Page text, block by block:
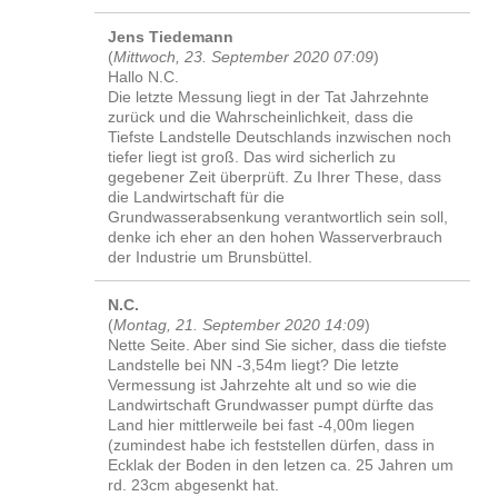
Jens Tiedemann
(Mittwoch, 23. September 2020 07:09)
Hallo N.C.
Die letzte Messung liegt in der Tat Jahrzehnte
zurück und die Wahrscheinlichkeit, dass die
Tiefste Landstelle Deutschlands inzwischen noch
tiefer liegt ist groß. Das wird sicherlich zu
gegebener Zeit überprüft. Zu Ihrer These, dass
die Landwirtschaft für die
Grundwasserabsenkung verantwortlich sein soll,
denke ich eher an den hohen Wasserverbrauch
der Industrie um Brunsbüttel.
N.C.
(Montag, 21. September 2020 14:09)
Nette Seite. Aber sind Sie sicher, dass die tiefste
Landstelle bei NN -3,54m liegt? Die letzte
Vermessung ist Jahrzehte alt und so wie die
Landwirtschaft Grundwasser pumpt dürfte das
Land hier mittlerweile bei fast -4,00m liegen
(zumindest habe ich feststellen dürfen, dass in
Ecklak der Boden in den letzen ca. 25 Jahren um
rd. 23cm abgesenkt hat.